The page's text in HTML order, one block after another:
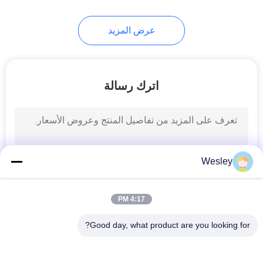
علامات خروج الصمام
علامات خروج مزدوجة
من جانب
34
عرض المزيد
اترك رسالة
Wesley
4:17 PM
Good day, what product are you looking for?